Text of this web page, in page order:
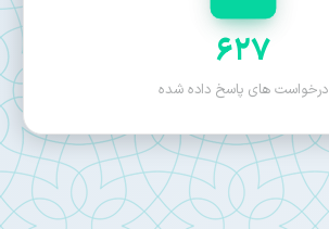
627
درخواست های پاسخ داده شده